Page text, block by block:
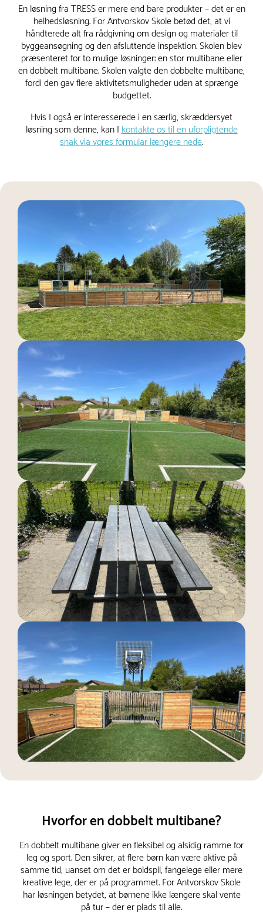
En løsning fra TRESS er mere end bare produkter – det er en
helhedsløsning. For Antvorskov Skole betød det, at vi
håndterede alt fra rådgivning om design og materialer til
byggeansøgning og den afsluttende inspektion. Skolen blev
præsenteret for to mulige løsninger: en stor multibane eller
en dobbelt multibane. Skolen valgte den dobbelte multibane,
fordi den gav flere aktivitetsmuligheder uden at sprænge
budgettet.
Hvis I også er interesserede i en særlig, skræddersyet
løsning som denne, kan Ikontakte os til en uforpligtende
snak via vores formular længere nede.
Hvorfor en dobbelt multibane?
En dobbelt multibane giver en fleksibel og alsidig ramme for
leg og sport. Den sikrer, at flere børn kan være aktive på
samme tid, uanset om det er boldspil, fangelege eller mere
kreative lege, der er på programmet. For Antvorskov Skole
har løsningen betydet, at børnene ikke længere skal vente
på tur – der er plads til alle.